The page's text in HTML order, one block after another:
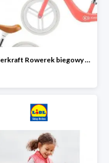
Kinderkraft Rowerek biegowy Fly